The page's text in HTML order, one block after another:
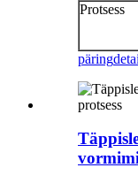
Protsess
päring